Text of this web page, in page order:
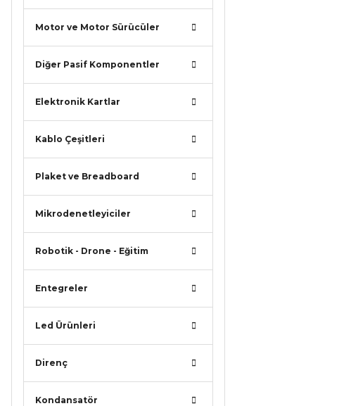
Motor ve Motor Sürücüler
Diğer Pasif Komponentler
Elektronik Kartlar
Kablo Çeşitleri
Plaket ve Breadboard
Mikrodenetleyiciler
Robotik - Drone - Eğitim
Entegreler
Led Ürünleri
Direnç
Kondansatör